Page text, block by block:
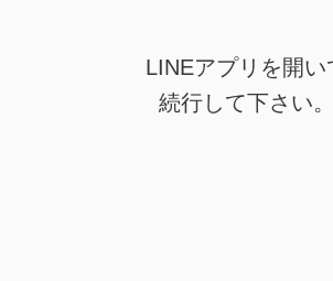
LINEアプリを開い
続行して下さい。